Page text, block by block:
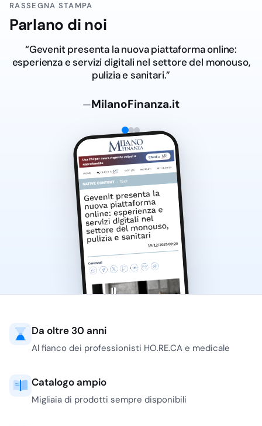
RASSEGNA STAMPA
Parlano di noi
“Gevenit presenta la nuova piattaforma online:
esperienza e servizi digitali nel settore del monouso,
pulizia e sanitari.”
—MilanoFinanza.it
Da oltre 30 anni
Al fianco dei professionisti HO.RE.CA e medicale
Catalogo ampio
Migliaia di prodotti sempre disponibili